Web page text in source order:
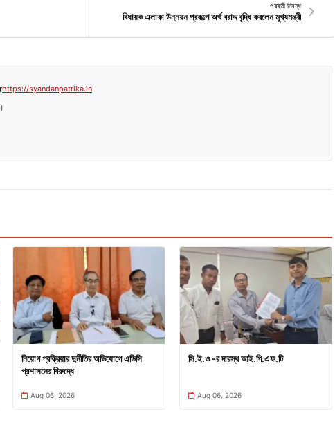
পরবর্তী নিবন্ধ
বিধায়ক এলাকা উন্নয়ন প্রকল্পে অর্থ বরাদ্দ বৃদ্ধি করলেন মুখ্যমন্ত্রী
https://syandanpatrika.in
নিয়োগ প্রক্রিয়ার দুর্নীতির অভিযোগে এডিসি
প্রশাসনের বিরুদ্ধে
Aug 06, 2026
সি.ই.ও -র দারস্থ আই.পি.এফ.টি
Aug 06, 2026